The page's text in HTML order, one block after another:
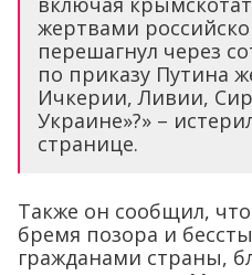
жертвами
перешагнул через
по приказу Путина
Ичкерии, Ливии,
Украине»?» –
странице.
Также он сообщил, что
бремя позора и
гражданами страны,